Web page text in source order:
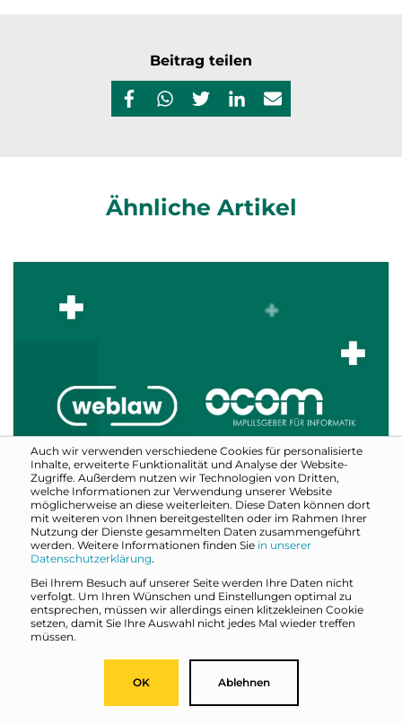
Auch wir verwenden verschiedene Cookies für personalisierte
Inhalte, erweiterte Funktionalität und Analyse der Website-
Zugriffe. Außerdem nutzen wir Technologien von Dritten,
welche Informationen zur Verwendung unserer Website
möglicherweise an diese weiterleiten. Diese Daten können dort
mit weiteren von Ihnen bereitgestellten oder im Rahmen Ihrer
Nutzung der Dienste gesammelten Daten zusammengeführt
werden. Weitere Informationen finden Sie in unserer
Datenschutzerklärung.
Bei Ihrem Besuch auf unserer Seite werden Ihre Daten nicht
verfolgt. Um Ihren Wünschen und Einstellungen optimal zu
entsprechen, müssen wir allerdings einen klitzekleinen Cookie
setzen, damit Sie Ihre Auswahl nicht jedes Mal wieder treffen
müssen.
OK Ablehnen
Beitrag teilen
Ähnliche Artikel
21. August 2023| Daniel Jäggli
Neue secnovum Mitglieder
Das kommende Datenschutzgesetz aber